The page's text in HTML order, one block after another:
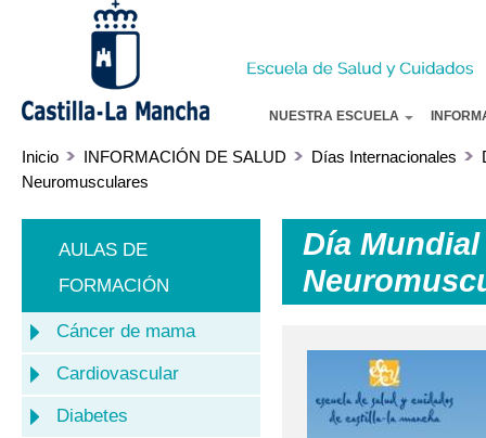
NUESTRA ESCUELA
Inicio INFORMACIÓN DE SALUD Días Internacionales
Neuromusculares
AULAS DE
FORMACIÓN
Cáncer de mama
Cardiovascular
Diabetes
Día